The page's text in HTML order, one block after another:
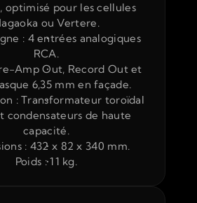
optimisé pour les cellules
ou Vertere.
: 4 entrées analogiques
RCA.
Amp Out, Record Out et
6,35 mm en façade.
: Transformateur toroïdal
condensateurs de haute
capacité.
: 432 x 82 x 340 mm.
Poids : 11 kg.